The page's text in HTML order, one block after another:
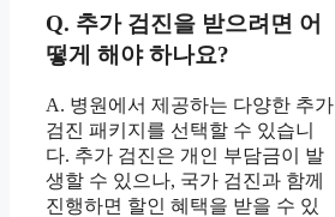
Q. 추가 검진을 받으려면 어
떻게 해야 하나요?
A. 병원에서 제공하는 다양한 추가
검진 패키지를 선택할 수 있습니
다. 추가 검진은 개인 부담금이 발
생할 수 있으나, 국가 검진과 함께
진행하면 할인 혜택을 받을 수 있